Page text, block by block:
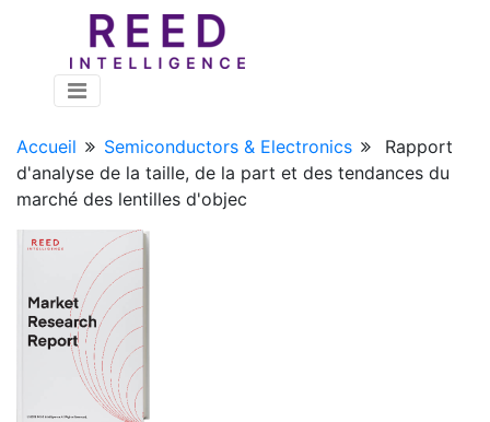
Accueil Semiconductors & Electronics
Rapport
d'analyse de la taille, de la part et des tendances du
marché des lentilles d'objec